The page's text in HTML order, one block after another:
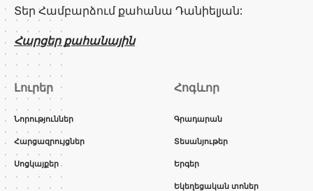
Տեր Համբարձում քահանա Դանիելյան:
Հարցեր քահանային
Լուրեր
Նորություններ
Հարցազրույցներ
Սոցկայքեր
Հոգևոր
Գրադարան
Տեսանյութեր
Երգեր
Եկեղեցական տոներ